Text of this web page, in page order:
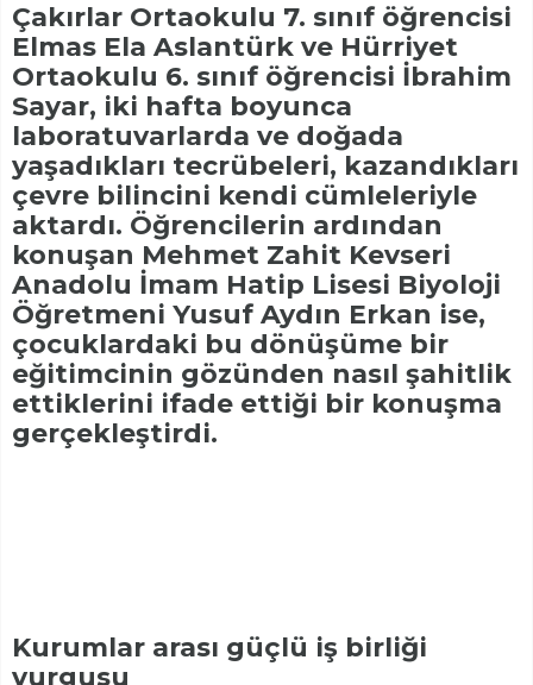
Çakırlar Ortaokulu 7. sınıf öğrencisi
Elmas Ela Aslantürk ve Hürriyet
Ortaokulu 6. sınıf öğrencisi İbrahim
Sayar, iki hafta boyunca
laboratuvarlarda ve doğada
yaşadıkları tecrübeleri, kazandıkları
çevre bilincini kendi cümleleriyle
aktardı. Öğrencilerin ardından
konuşan Mehmet Zahit Kevseri
Anadolu İmam Hatip Lisesi Biyoloji
Öğretmeni Yusuf Aydın Erkan ise,
çocuklardaki bu dönüşüme bir
eğitimcinin gözünden nasıl şahitlik
ettiklerini ifade ettiği bir konuşma
gerçekleştirdi.
Kurumlar arası güçlü iş birliği
vurgusu